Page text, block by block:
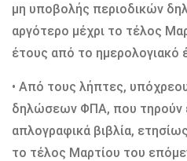
μη υποβολής περιοδικών
αργότερο μέχρι το τέλος
έτους από το ημερολογιακό
• Από τους λήπτες,
δηλώσεων ΦΠΑ, που τηρούν
απλογραφικά βιβλία,
το τέλος Μαρτίου του